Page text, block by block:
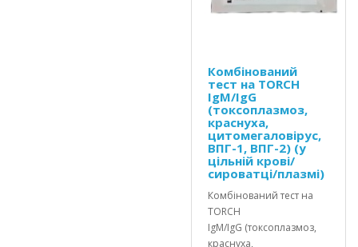
Комбінований
тест на TORCH
IgM/IgG
(токсоплазмоз,
краснуха,
цитомегаловірус,
ВПГ-1, ВПГ-2) (у
цільній крові/
сироватці/плазмі)
Комбінований тест на
TORCH
IgM/IgG (токсоплазмоз,
краснуха,